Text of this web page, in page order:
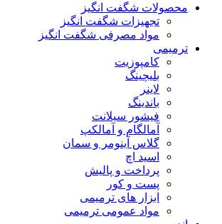
محصولات شگفت انگیز
تجهیزات شگفت انگیز
مواد مصرفی شگفت انگیز
ترمیمی
کامپوزیت
بلیچینگ
لاینر
باندینگ
فیشور سیلانت
آمالگام و آمالکپ
گلاس آینومر و سمان
اسید اچ
پرداخت و پالیش
پست و کور
ابزار های ترمیمی
مواد عمومی ترمیمی